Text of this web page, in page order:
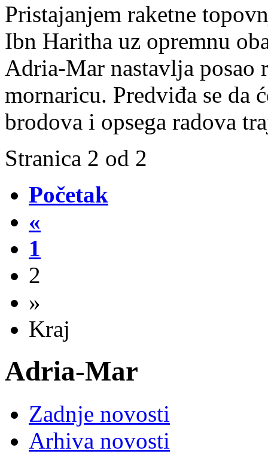
Pristajanjem raketne
Ibn Haritha uz opremnu
Adria-Mar nastavlja posao
mornaricu. Predviđa se da
brodova i opsega radova
Stranica 2 od 2
Početak
«
1
2
»
Kraj
Adria-Mar
Zadnje novosti
Arhiva novosti